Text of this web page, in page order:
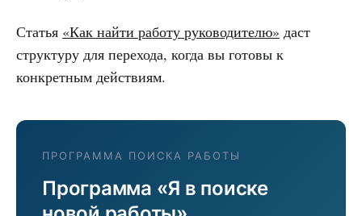
Статья «Как найти работу руководителю» даст
структуру для перехода, когда вы готовы к
конкретным действиям.
ПРОГРАММА ПОИСКА РАБОТЫ
Программа «Я в поиске